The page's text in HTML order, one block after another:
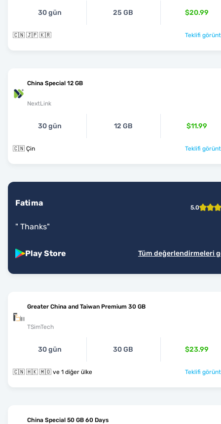
30 gün 25 GB $20.99
🇨🇳 🇯🇵 🇰🇷 Teklifi
China Special 12 GB
NextLink
30 gün 12 GB $11.99
🇨🇳 Çin Teklifi
Fatima 5.0
" Thanks"
Play Store Tüm değerlendirmeleri
Greater China and Taiwan Premium 30 GB
TSimTech
30 gün 30 GB $23.99
🇨🇳 🇭🇰 🇲🇴 ve 1 diğer ülke Teklifi
China Special 50 GB 60 Days